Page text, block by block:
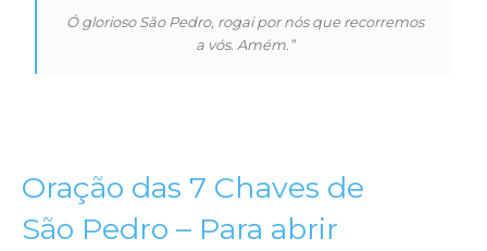
Ó glorioso São Pedro, rogai por nós que recorremos
a vós. Amém.”
Oração das 7 Chaves de
São Pedro – Para abrir